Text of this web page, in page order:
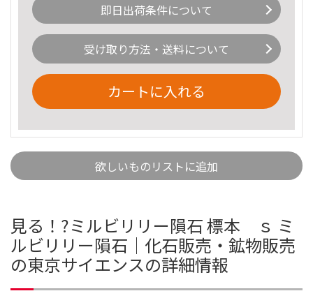
即日出荷条件について
受け取り方法・送料について
カートに入れる
欲しいものリストに追加
見る！?ミルビリリー隕石 標本 ｓ ミ
ルビリリー隕石｜化石販売・鉱物販売
の東京サイエンスの詳細情報